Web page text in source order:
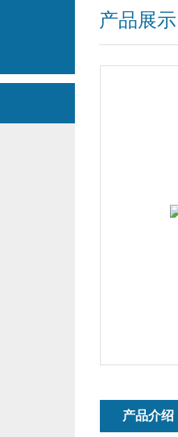
产品展示
产品介绍